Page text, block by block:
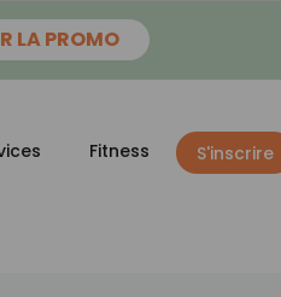
LA PROMO
Fitness S'inscrire